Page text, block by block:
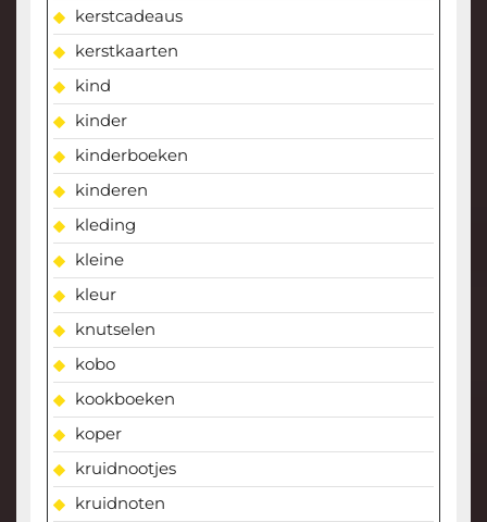
kerstcadeaus
kerstkaarten
kind
kinder
kinderboeken
kinderen
kleding
kleine
kleur
knutselen
kobo
kookboeken
koper
kruidnootjes
kruidnoten